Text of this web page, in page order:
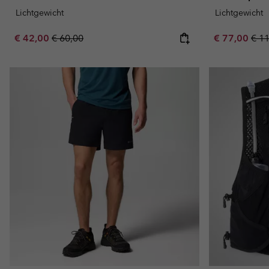
Lichtgewicht
Sale price:
€ 42,00 Regular price:
€ 60,00
Lichtgewicht
Sale price:
€ 77,00 €